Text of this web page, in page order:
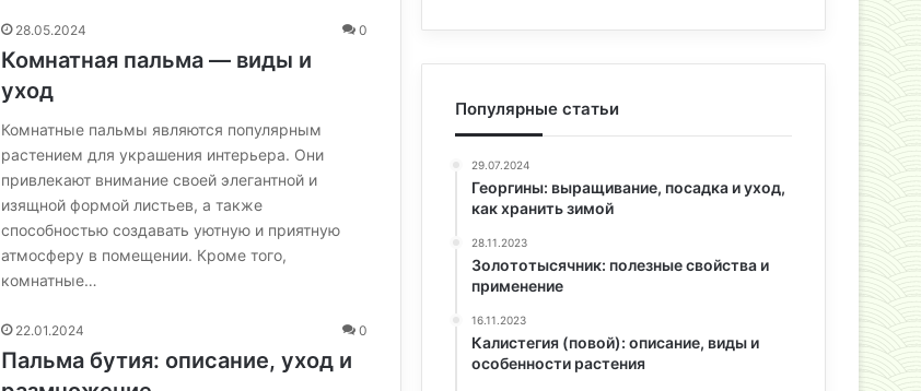
28.05.2024 0
Комнатная пальма — виды и
уход
Комнатные пальмы являются популярным
растением для украшения интерьера. Они
привлекают внимание своей элегантной и
изящной формой листьев, а также
способностью создавать уютную и приятную
атмосферу в помещении. Кроме того,
комнатные…
22.01.2024 0
Пальма бутия: описание, уход и
Популярные статьи
29.07.2024
Георгины: выращивание, посадка и уход,
как хранить зимой
28.11.2023
Золототысячник: полезные свойства и
применение
16.11.2023
Калистегия (повой): описание, виды и
особенности растения